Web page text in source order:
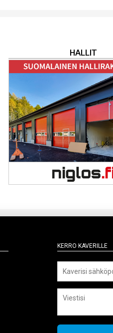
HALLIT
Kerro kaverille